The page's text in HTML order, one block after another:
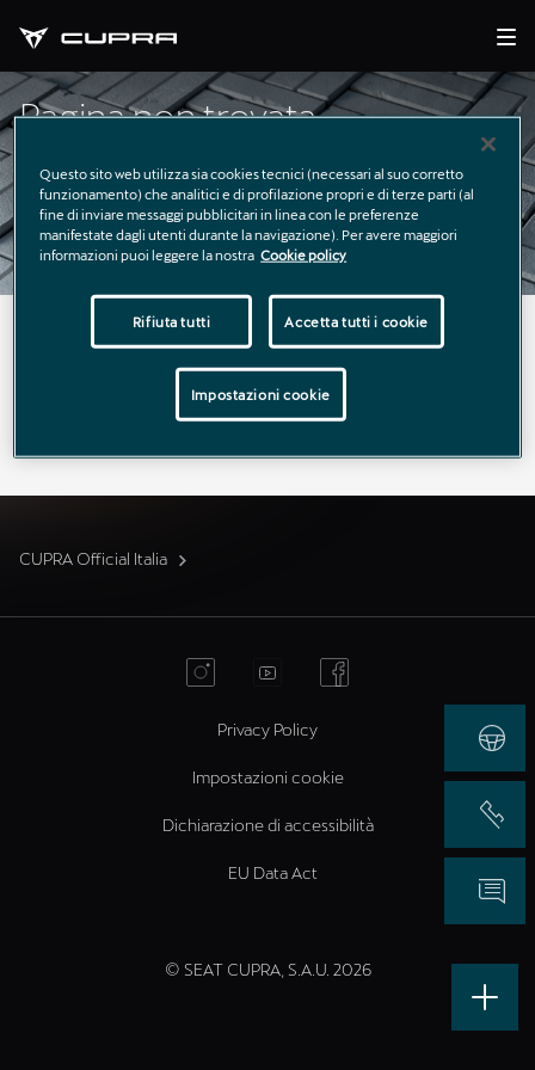
Pagina non trovata
La pagina richiesta non è stata trovata.
Puoi continuare a esplorare il sito usando il menù di
navigazione qui sopra.
CUPRA Official Italia
Privacy Policy
Impostazioni cookie
Dichiarazione di accessibilità
EU Data Act
© SEAT CUPRA, S.A.U. 2026
Questo sito web utilizza sia cookies tecnici (necessari al suo corretto
funzionamento) che analitici e di profilazione propri e di terze parti (al
fine di inviare messaggi pubblicitari in linea con le preferenze
manifestate dagli utenti durante la navigazione). Per avere maggiori
informazioni puoi leggere la nostra Cookie policy
Rifiuta tutti Accetta tutti i cookie
Impostazioni cookie